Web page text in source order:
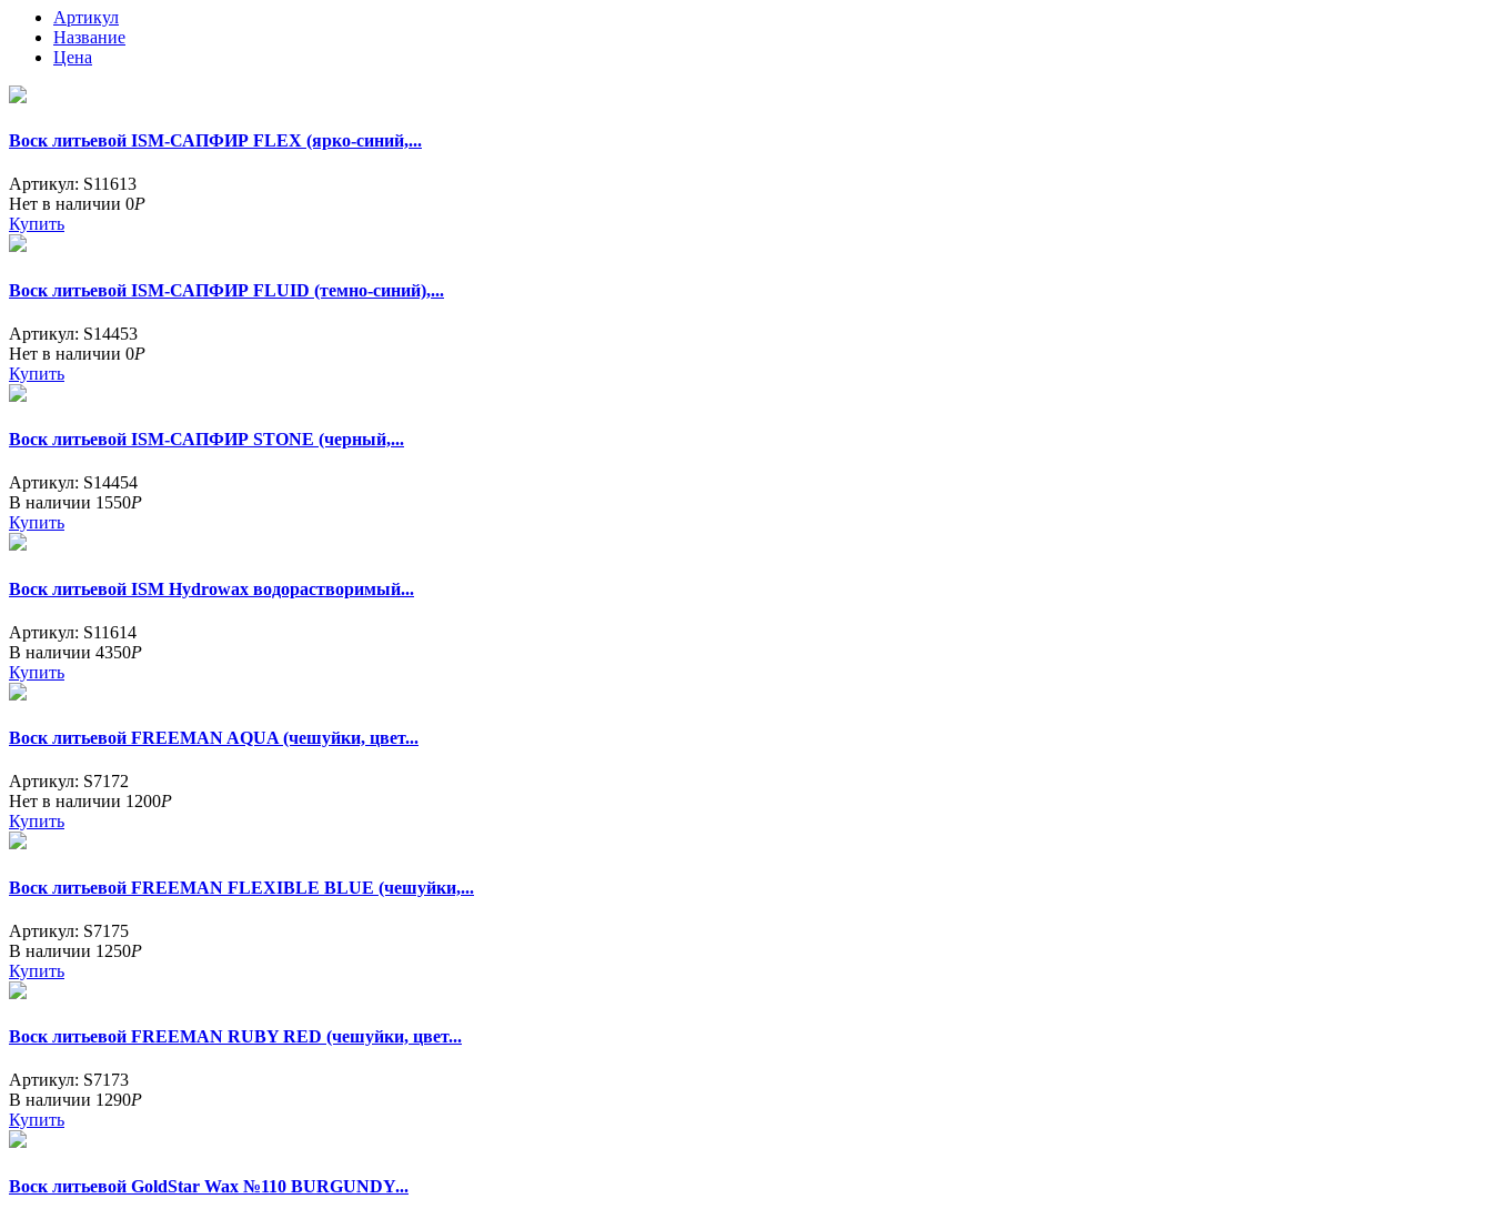
Артикул
Название
Цена
Воск литьевой ISM-САПФИР FLEX (ярко-синий,...
Артикул: S11613
Нет в наличии 0Р
Купить
Воск литьевой ISM-САПФИР FLUID (темно-синий),...
Артикул: S14453
Нет в наличии 0Р
Купить
Воск литьевой ISM-САПФИР STONE (черный,...
Артикул: S14454
В наличии 1550Р
Купить
Воск литьевой ISM Hydrowax водорастворимый...
Артикул: S11614
В наличии 4350Р
Купить
Воск литьевой FREEMAN AQUA (чешуйки, цвет...
Артикул: S7172
Нет в наличии 1200Р
Купить
Воск литьевой FREEMAN FLEXIBLE BLUE (чешуйки,...
Артикул: S7175
В наличии 1250Р
Купить
Воск литьевой FREEMAN RUBY RED (чешуйки, цвет...
Артикул: S7173
В наличии 1290Р
Купить
Воск литьевой GoldStar Wax №110 BURGUNDY...